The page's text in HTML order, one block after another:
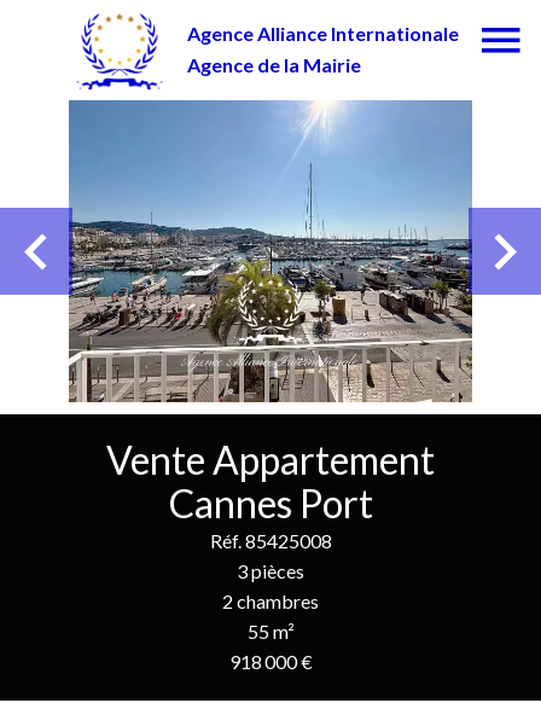
Agence Alliance Internationale
Agence de la Mairie
Vente Appartement
Cannes Port
Réf. 85425008
3 pièces
2 chambres
55 m²
918 000 €